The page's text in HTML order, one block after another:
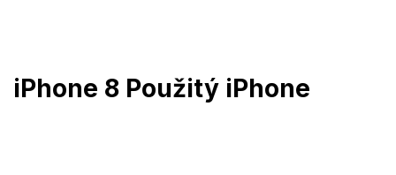
iPhone 8 Použitý iPhone